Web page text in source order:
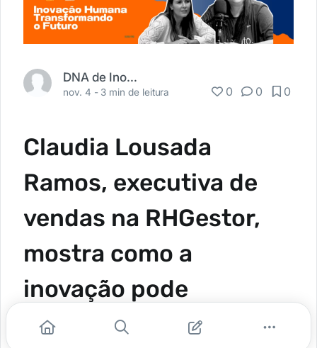
DNA de Inovação
nov. 4 - 3 min de leitura 0 0 0
Claudia Lousada
Ramos, executiva de
vendas na RHGestor,
mostra como a
inovação pode
transformar